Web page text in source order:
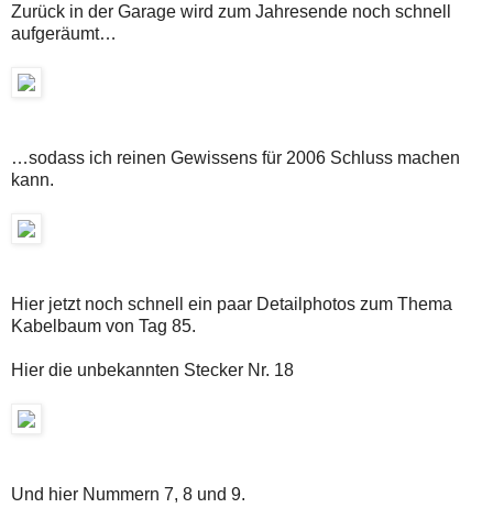
Zurück in der Garage wird zum Jahresende noch schnell
aufgeräumt…
…sodass ich reinen Gewissens für 2006 Schluss machen
kann.
Hier jetzt noch schnell ein paar Detailphotos zum Thema
Kabelbaum von Tag 85.
Hier die unbekannten Stecker Nr. 18
Und hier Nummern 7, 8 und 9.